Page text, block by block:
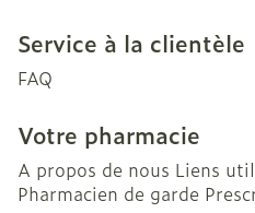
Service à la clientèle
FAQ
Votre pharmacie
A propos de nous Liens
Pharmacien de garde